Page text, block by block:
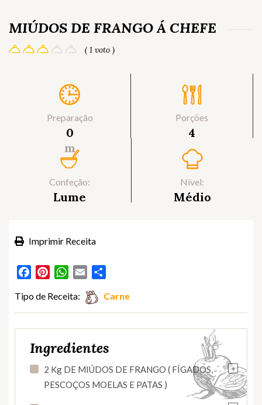
MIÚDOS DE FRANGO Á CHEFE
( 1 voto )
Preparação
0
m
Porções
4
Confeção:
Lume
Nível:
Médio
Imprimir Receita
FacebookPinterestWhatsApp
Email
Tipo de Receita: Carne
Ingredientes
+
2 Kg DE MIÚDOS DE FRANGO ( FÍGADOS,
PESCOÇOS MOELAS E PATAS )